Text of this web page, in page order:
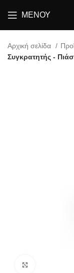
ΜΕΝΟΎ
Αρχική σελίδα
Συγκρατητής -